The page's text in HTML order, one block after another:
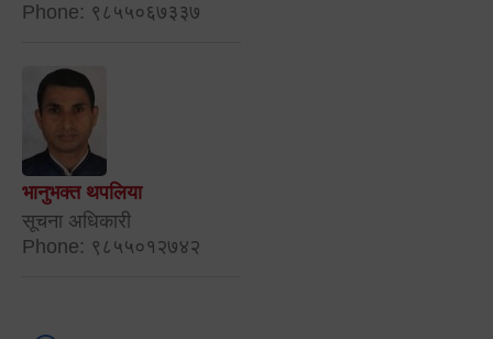
Phone: ९८५५०६७३३७
भानुभक्त थपलिया
सूचना अधिकारी
Phone: ९८५५०१२७४२